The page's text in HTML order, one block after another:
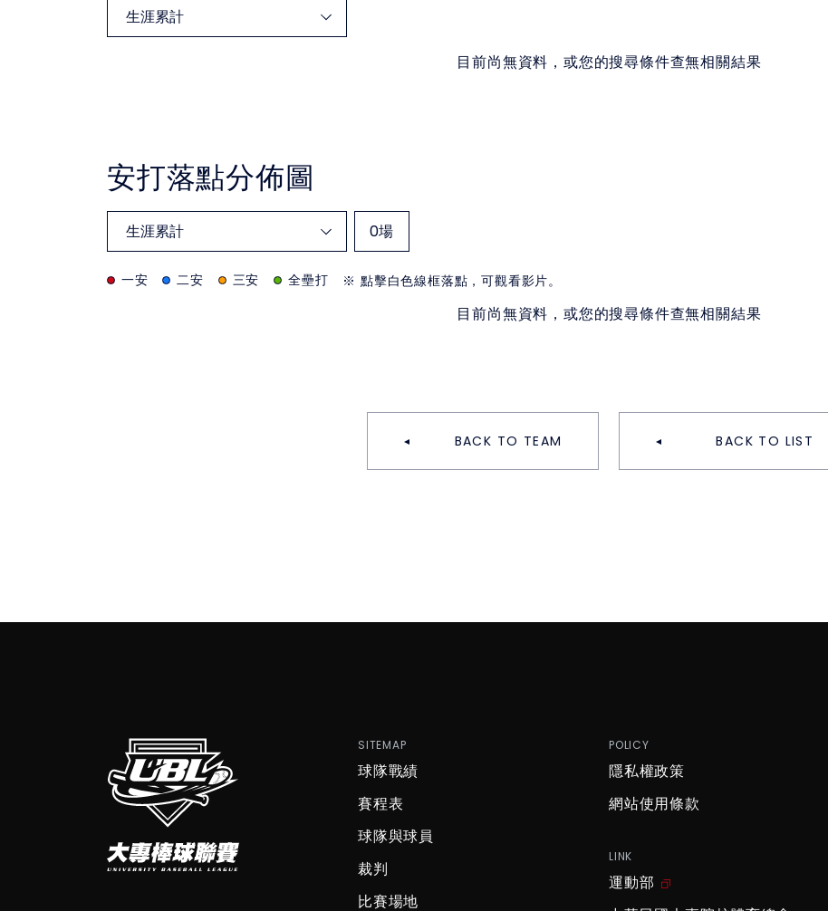
目前尚無資料，或您的搜尋條件查無相關結果
安打落點分佈圖
0場
一安 二安 三安 全壘打 ※ 點擊白色線框落點，可觀看影片。
目前尚無資料，或您的搜尋條件查無相關結果
BACK TO TEAM BACK TO LIST
SITEMAP
球隊戰績
賽程表
球隊與球員
裁判
比賽場地
POLICY
隱私權政策
網站使用條款
LINK
運動部